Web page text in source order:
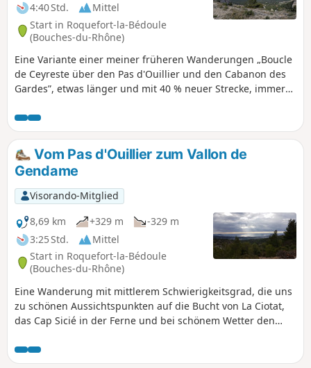
4:40 Std.
Mittel
Start in Roquefort-la-Bédoule
(Bouches-du-Rhône)
Eine Variante einer meiner früheren Wanderungen „Boucle
de Ceyreste über den Pas d'Ouillier und den Cabanon des
Gardes”, etwas länger und mit 40 % neuer Strecke, immer
Landschaft von Bédoule.
Vom Pas d'Ouillier zum Vallon de
Gendame
Visorando-Mitglied
8,69 km
+329 m
-329 m
3:25 Std.
Mittel
Start in Roquefort-la-Bédoule
(Bouches-du-Rhône)
Eine Wanderung mit mittlerem Schwierigkeitsgrad, die uns
zu schönen Aussichtspunkten auf die Bucht von La Ciotat,
das Cap Sicié in der Ferne und bei schönem Wetter den